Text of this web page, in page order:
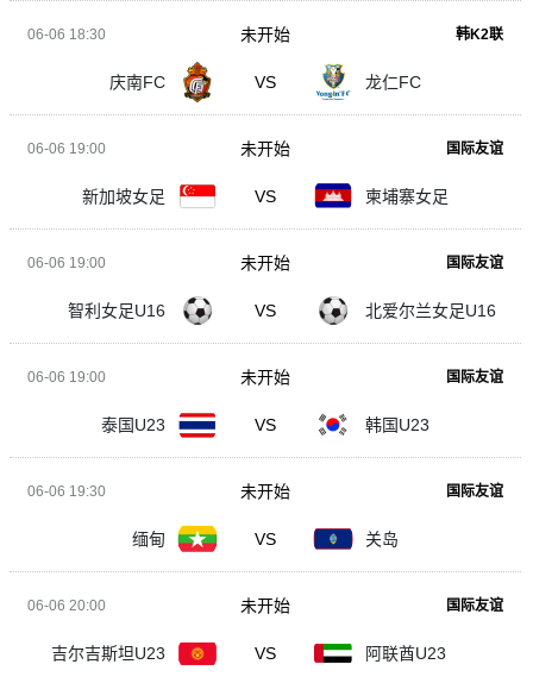
06-06 18:30 韩K2联
庆南FC VS 龙仁FC
未开始
06-06 19:00 国际友谊
新加坡女足 VS 柬埔寨女足
未开始
06-06 19:00 国际友谊
智利女足U16 VS 北爱尔兰女足U16
未开始
06-06 19:00 国际友谊
泰国U23 VS 韩国U23
未开始
06-06 19:30 国际友谊
缅甸 VS 关岛
未开始
06-06 20:00 国际友谊
吉尔吉斯坦U23 VS 阿联酋U23
未开始